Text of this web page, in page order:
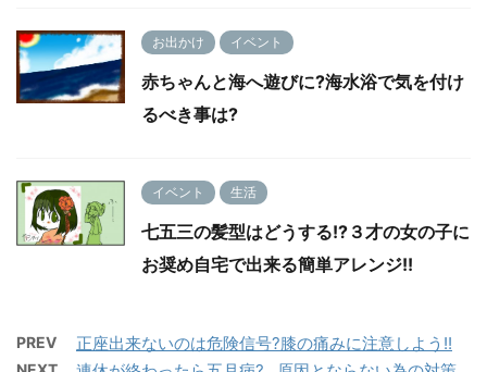
お出かけ イベント
赤ちゃんと海へ遊びに?海水浴で気を付け
るべき事は?
イベント 生活
七五三の髪型はどうする!?３才の女の子に
お奨め自宅で出来る簡単アレンジ!!
PREV 正座出来ないのは危険信号?膝の痛みに注意しよう!!